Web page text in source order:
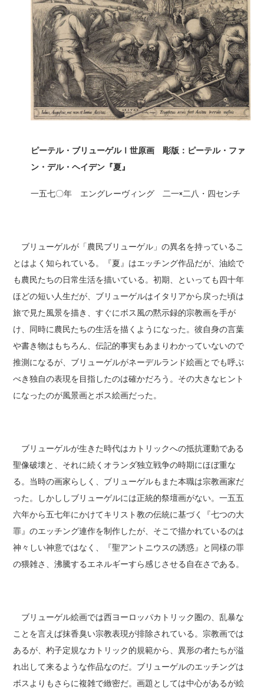
ピーテル・ブリューゲルⅠ世原画 彫版：ピーテル・ファ
ン・デル・ヘイデン『夏』
一五七〇年 エングレーヴィング 二一×二八・四センチ
ブリューゲルが「農民ブリューゲル」の異名を持っているこ
とはよく知られている。『夏』はエッチング作品だが、油絵で
も農民たちの日常生活を描いている。初期、といっても四十年
ほどの短い人生だが、ブリューゲルはイタリアから戻った頃は
旅で見た風景を描き、すぐにボス風の黙示録的宗教画を手が
け、同時に農民たちの生活を描くようになった。彼自身の言葉
や書き物はもちろん、伝記的事実もあまりわかっていないので
推測になるが、ブリューゲルがネーデルランド絵画とでも呼ぶ
べき独自の表現を目指したのは確かだろう。その大きなヒント
になったのが風景画とボス絵画だった。
ブリューゲルが生きた時代はカトリックへの抵抗運動である
聖像破壊と、それに続くオランダ独立戦争の時期にほぼ重な
る。当時の画家らしく、ブリューゲルもまた本職は宗教画家だ
った。しかししブリューゲルには正統的祭壇画がない。一五五
六年から五七年にかけてキリスト教の伝統に基づく『七つの大
罪』のエッチング連作を制作したが、そこで描かれているのは
神々しい神意ではなく、『聖アントニウスの誘惑』と同様の罪
の猥雑さ、沸騰するエネルギーすら感じさせる自在さである。
ブリューゲル絵画では西ヨーロッパカトリック圏の、乱暴な
ことを言えば抹香臭い宗教表現が排除されている。宗教画では
あるが、杓子定規なカトリック的規範から、異形の者たちが溢
れ出して来るような作品なのだ。ブリューゲルのエッチングは
ボスよりもさらに複雑で緻密だ。画題としては中心があるが絵